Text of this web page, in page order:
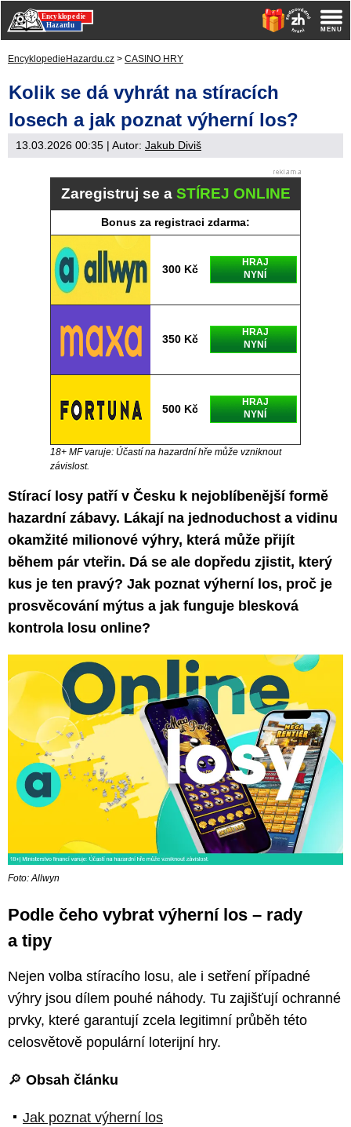
EncyklopedieHazardu.cz > CASINO HRY
Kolik se dá vyhrát na stíracích
losech a jak poznat výherní los?
13.03.2026 00:35 | Autor: Jakub Diviš
Zaregistruj se a STÍREJ ONLINE
Bonus za registraci zdarma:
300 Kč
HRAJ
NYNÍ
350 Kč
HRAJ
NYNÍ
500 Kč
HRAJ
NYNÍ
18+ MF varuje: Účastí na hazardní hře může vzniknout
závislost.
Stírací losy patří v Česku k nejoblíbenější formě
hazardní zábavy. Lákají na jednoduchost a vidinu
okamžité milionové výhry, která může přijít
během pár vteřin. Dá se ale dopředu zjistit, který
kus je ten pravý? Jak poznat výherní los, proč je
prosvěcování mýtus a jak funguje blesková
kontrola losu online?
Foto: Allwyn
Podle čeho vybrat výherní los – rady
a tipy
Nejen volba stíracího losu, ale i setření případné
výhry jsou dílem pouhé náhody. Tu zajišťují ochranné
prvky, které garantují zcela legitimní průběh této
celosvětově populární loterijní hry.
🔎 Obsah článku
Jak poznat výherní los